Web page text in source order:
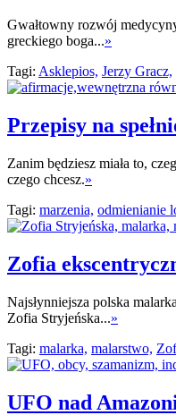
Gwałtowny rozwój
greckiego boga...»
Tagi: Asklepios, Jerzy Gracz,
Przepisy na
Zanim będziesz miała to,
czego chcesz.»
Tagi: marzenia, odmienianie
Zofia
Najsłynniejsza polska
Zofia Stryjeńska...»
Tagi: malarka, malarstwo,
UFO nad